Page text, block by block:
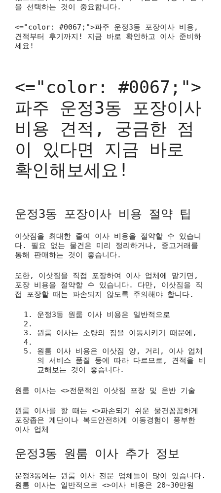
을 선택하는 것이 중요합니다.
<="color: #0067;">파주 운정3동 포장이사 비용,
견적부터 후기까지! 지금 바로 확인하고 이사 준비하
세요!
<="color: #0067;">
파주 운정3동 포장이사
비용 견적, 궁금한 점
이 있다면 지금 바로
확인해보세요!
운정3동 포장이사 비용 절약 팁
이삿짐을 최대한 줄여 이사 비용을 절약할 수 있습니
다. 필요 없는 물건은 미리 정리하거나, 중고거래를
통해 판매하는 것이 좋습니다.
또한, 이삿짐을 직접 포장하여 이사 업체에 맡기면,
포장 비용을 절약할 수 있습니다. 다만, 이삿짐을 직
접 포장할 때는 파손되지 않도록 주의해야 합니다.
운정3동 원룸 이사 비용은 일반적으로
원룸 이사는 소량의 짐을 이동시키기 때문에,
원룸 이사 비용은 이삿짐 양, 거리, 이사 업체
의 서비스 품질 등에 따라 다르므로, 견적을 비
교해보는 것이 좋습니다.
원룸 이사는 <>전문적인 이삿짐 포장 및 운반 기술
원룸 이사를 할 때는 <>파손되기 쉬운 물건꼼꼼하게
포장좁은 계단이나 복도안전하게 이동경험이 풍부한
이사 업체
운정3동 원룸 이사 추가 정보
운정3동에는 원룸 이사 전문 업체들이 많이 있습니다.
원룸 이사는 일반적으로 <>이사 비용은 20~30만원